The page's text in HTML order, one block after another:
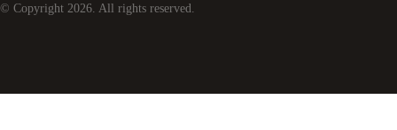
© Copyright 2026 . All rights reserved.